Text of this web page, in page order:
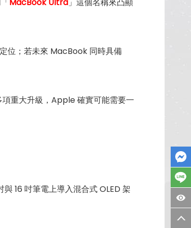
位；若未來 MacBook 同時具備
重大升級，Apple 確實可能需要一
16 吋筆電上導入混合式 OLED 架